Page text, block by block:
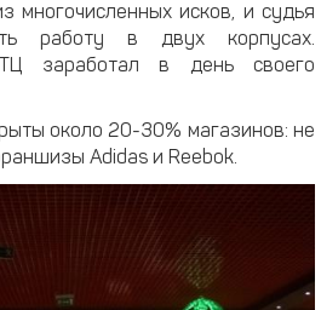
многочисленных исков, и судья
работу в двух корпусах.
ТЦ заработал в день своего
около 20-30% магазинов: не
Adidas и Reebok.